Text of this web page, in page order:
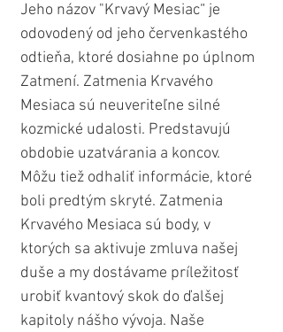
Jeho názov "Krvavý Mesiac“ je
odovodený od jeho červenkastého
odtieňa, ktoré dosiahne po úplnom
Zatmení. Zatmenia Krvavého
Mesiaca sú neuveriteľne silné
kozmické udalosti. Predstavujú
obdobie uzatvárania a koncov.
Môžu tiež odhaliť informácie, ktoré
boli predtým skryté. Zatmenia
Krvavého Mesiaca sú body, v
ktorých sa aktivuje zmluva našej
duše a my dostávame príležitosť
urobiť kvantový skok do ďalšej
kapitoly nášho vývoja. Naše